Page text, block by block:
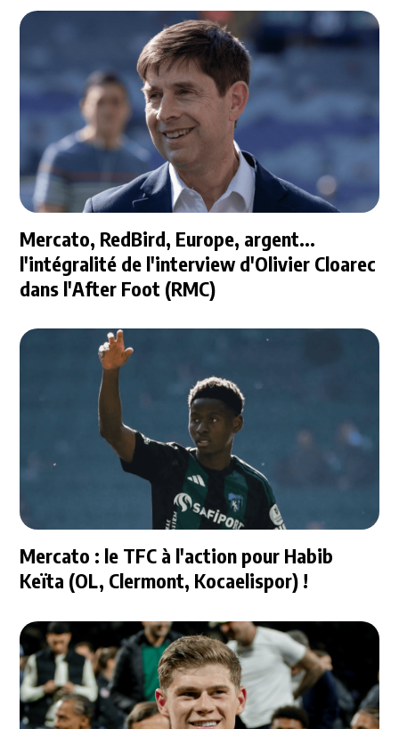
Mercato, RedBird, Europe, argent...
l'intégralité de l'interview d'Olivier Cloarec
dans l'After Foot (RMC)
Mercato : le TFC à l'action pour Habib
Keïta (OL, Clermont, Kocaelispor) !